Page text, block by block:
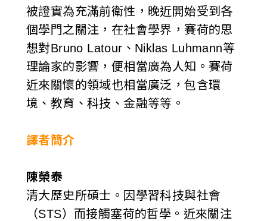
被證實為充滿前衛性，晚近開始受到各
個學門之關注，在社會學界，賽荷的思
想對Bruno Latour、Niklas Luhmann等
理論家的影響，便相當廣為人知。賽荷
近來關懷的領域也相當廣泛，包含環
境、教育、科技、金融等等。
譯者簡介
陳榮泰
清大歷史所碩士。因學習科技與社會
（STS）而接觸塞荷的哲學。近來關注